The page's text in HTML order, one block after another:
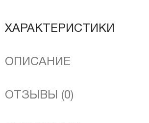
ХАРАКТЕРИСТИКИ
ОПИСАНИЕ
ОТЗЫВЫ (0)